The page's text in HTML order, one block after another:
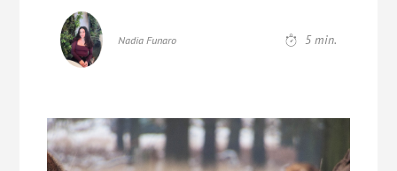
Nadia Funaro 5 min.